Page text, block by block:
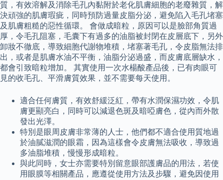
質，有效溶解及消除毛孔內黏附於老化肌膚細胞的老廢雜質，解
決頑強的肌膚瑕疵，同時預防過量皮脂分泌，避免陷入毛孔堵塞
及肌膚粗糙的惡性循環。 會做成暗粒，原因可以是臉部角質過
厚，令毛孔阻塞，毛囊下有過多的油脂被封閉在皮層底下，另外
卸妝不徹底，導致細胞代謝物堆積，堵塞著毛孔，令皮脂無法排
出，或者是肌膚水油不平衡，油脂分泌過盛，而皮膚底層缺水，
都會引致暗粒增加。 其實使用一次水楊酸產品後，已有肉眼可
見的收毛孔、平滑膚質效果，並不需要每天使用。
適合任何膚質，有效舒緩泛紅，帶有水潤保濕功效，令肌
膚更顯亮白，同時可以減退色斑及暗啞膚色，從內而外散
發出光澤。
特別是眼周皮膚非常薄的人士，他們都不適合使用質地過
於油膩滋潤的眼霜，因為這樣會令皮膚無法吸收，導致過
多油脂堆積，慢慢形成暗粒。
與此同時，女士亦需要特別留意眼部護膚品的用法，若使
用眼膜等相關產品，應遵從使用方法及步驟，避免因使用